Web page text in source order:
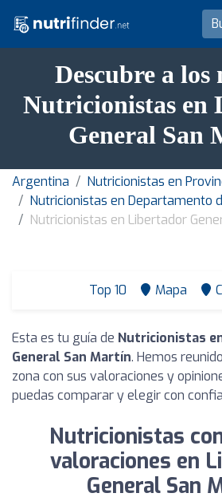
Descubre a los
Nutricionistas en
General San
Argentina
Nutricionistas en
Nutricionistas en Departamento
Nutricionistas en Libertador
Top 10 Mapa
Esta es tu guía de Nutricionistas
General San Martín. Hemos
zona con sus valoraciones y
puedas comparar y elegir con
Nutricionistas
valoraciones en
General San